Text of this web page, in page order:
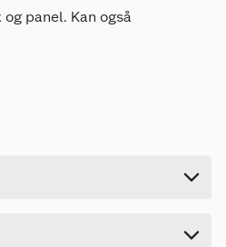
panel. Kan også
fått noen omtale ennå.